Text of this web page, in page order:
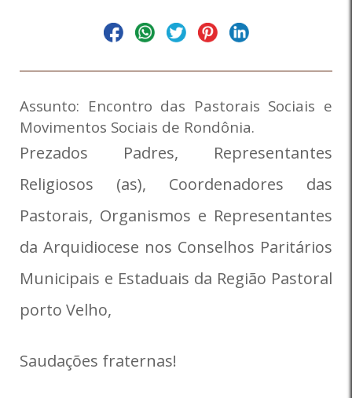
Assunto: Encontro das Pastorais Sociais e
Movimentos Sociais de Rondônia.
Prezados Padres, Representantes
Religiosos (as), Coordenadores das
Pastorais, Organismos e Representantes
da Arquidiocese nos Conselhos Paritários
Municipais e Estaduais da Região Pastoral
porto Velho,
Saudações fraternas!